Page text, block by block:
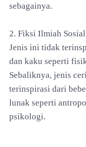
sebagainya.
2. Fiksi Ilmiah
Jenis ini tidak
dan kaku seperti
Sebaliknya, jenis
terinspirasi dari
lunak seperti
psikologi.